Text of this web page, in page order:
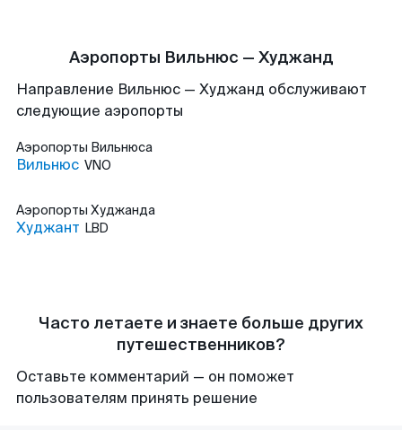
Аэропорты Вильнюс — Худжанд
Направление Вильнюс — Худжанд обслуживают
следующие аэропорты
Аэропорты Вильнюса
Вильнюс VNO
Аэропорты Худжанда
Худжант LBD
Часто летаете и знаете больше других
путешественников?
Оставьте комментарий — он поможет
пользователям принять решение